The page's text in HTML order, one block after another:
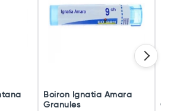
Boiron Ignatia Amara
Granules